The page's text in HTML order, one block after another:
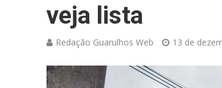
veja lista
Redação Guarulhos Web 13 de